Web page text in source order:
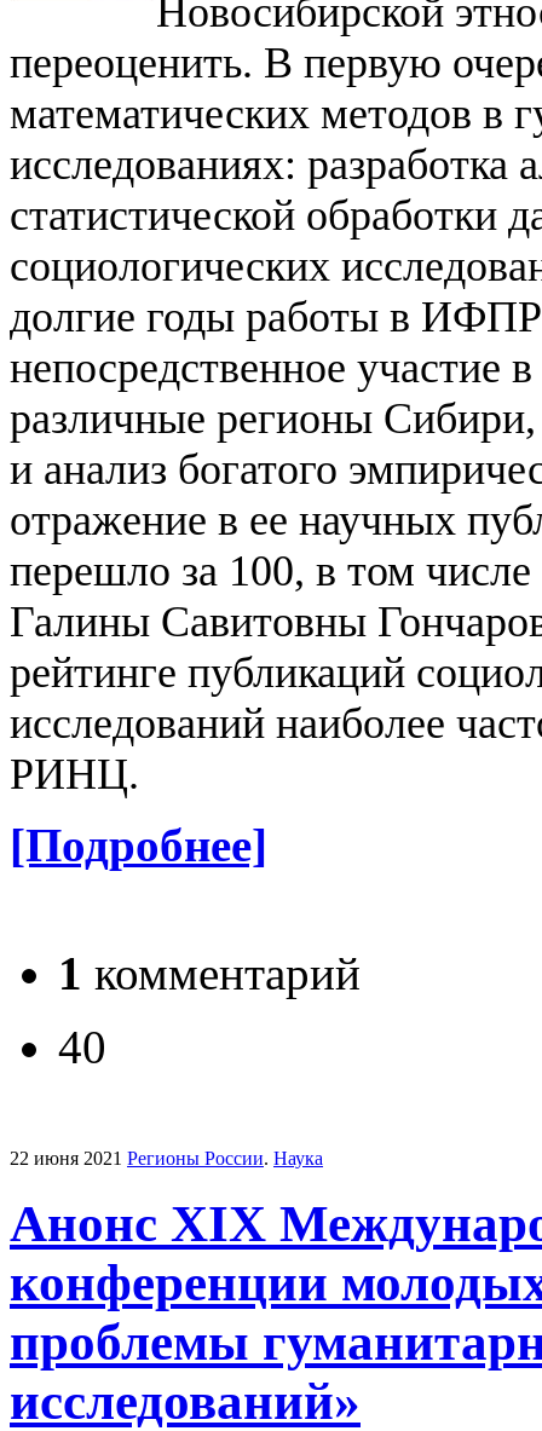
Новосибирской
переоценить. В первую
математических методов в
исследованиях: разработка
статистической обработки
социологических
долгие годы работы в
непосредственное участие
различные регионы
и анализ богатого
отражение в ее научных
перешло за 100, в том
Галины Савитовны
рейтинге публикаций
исследований наиболее
РИНЦ.
[Подробнее]
1 комментарий
40
22 июня 2021 Регионы России. Наука
Анонс XIX
конференции
проблемы
исследований»